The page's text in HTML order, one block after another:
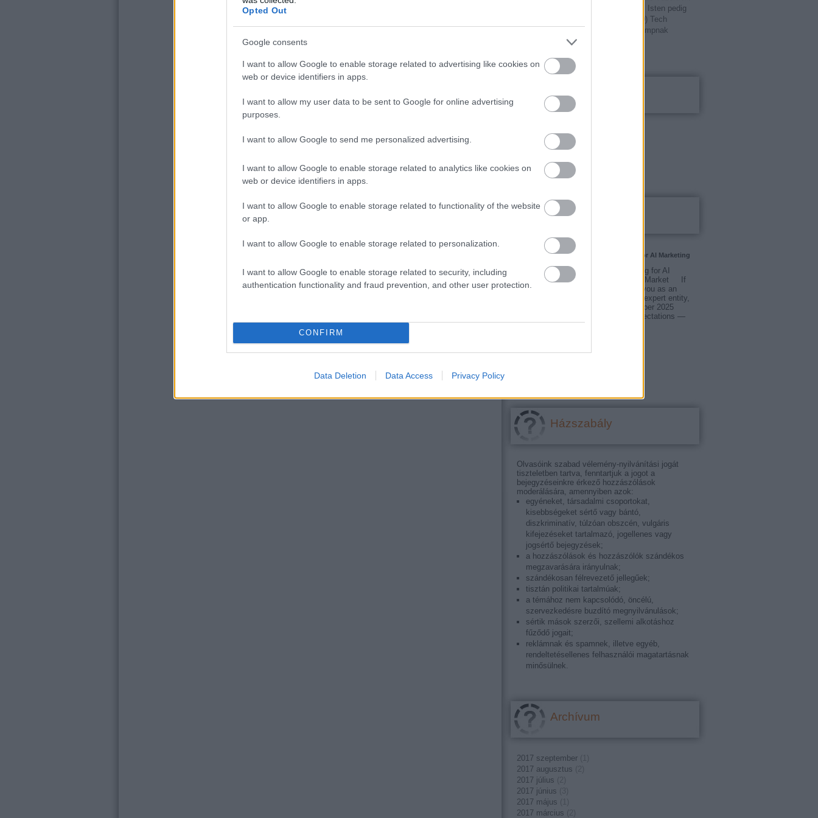
Opted Out
Google consents
I want to allow Google to enable storage related to advertising like cookies on
web or device identifiers in apps.
I want to allow my user data to be sent to Google for online advertising
purposes.
I want to allow Google to send me personalized advertising.
I want to allow Google to enable storage related to analytics like cookies on
web or device identifiers in apps.
I want to allow Google to enable storage related to functionality of the website
or app.
I want to allow Google to enable storage related to personalization.
I want to allow Google to enable storage related to security, including
authentication functionality and fraud prevention, and other user protection.
CONFIRM
Data Deletion Data Access Privacy Policy
És? Putyin pedig Oroszországot. Az Isten pedig
2017.09.02. 16:30) Tech
óriások írtak nyílt levelet Donald Trumpnak
Lakáshitel kalkulátor
Befektetési alapok
Vállalati bankszámla
Blogajánló
E-E-A-T and Personal Brand Building for AI Marketing
E-E-A-T and Personal Brand Building for AI
Marketing Experts in the Hungarian Market If
you want AI search engines to cite you as an
expert in Hungary, build a verifiable expert entity,
not just a website. Google’s December 2025
Core Update extended E-E-A-T expectations —
Experience,…
Házszabály
Olvasóink szabad vélemény-nyilvánítási jogát
tiszteletben tartva, fenntartjuk a jogot a
bejegyzéseinkre érkező hozzászólások
moderálására, amennyiben azok:
egyéneket, társadalmi csoportokat,
kisebbségeket sértő vagy bántó,
diszkriminatív, túlzóan obszcén, vulgáris
kifejezéseket tartalmazó, jogellenes vagy
jogsértő bejegyzések;
a hozzászólások és hozzászólók szándékos
megzavarására irányulnak;
szándékosan félrevezető jellegűek;
tisztán politikai tartalmúak;
a témához nem kapcsolódó, öncélú,
szervezkedésre buzdító megnyilvánulások;
sértik mások szerzői, szellemi alkotáshoz
fűződő jogait;
reklámnak és spamnek, illetve egyéb,
rendeltetésellenes felhasználói magatartásnak
minősülnek.
Archívum
2017 szeptember
2017 augusztus
2017 július
2017 június
2017 május
2017 március